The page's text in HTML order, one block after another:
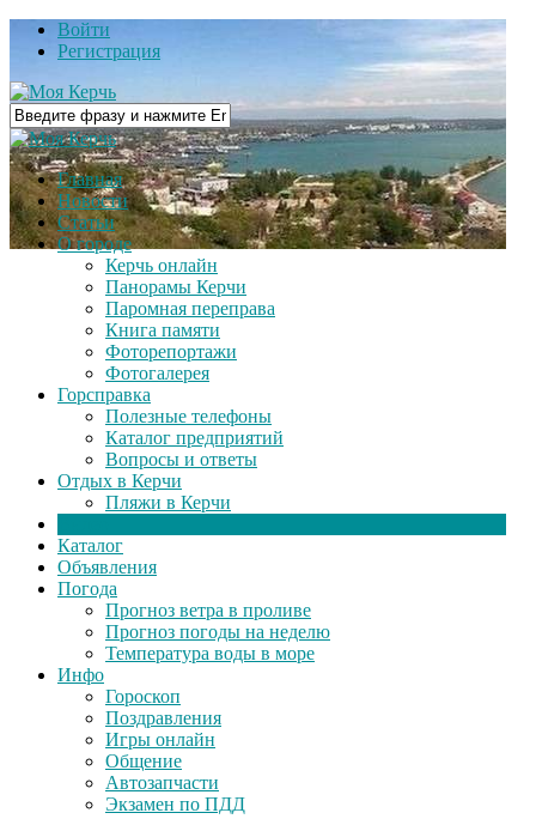
Войти
Регистрация
Главная
Новости
Статьи
О городе
Керчь онлайн
Панорамы Керчи
Паромная переправа
Книга памяти
Фоторепортажи
Фотогалерея
Горсправка
Полезные телефоны
Каталог предприятий
Вопросы и ответы
Отдых в Керчи
Пляжи в Керчи
Каталог
Объявления
Погода
Прогноз ветра в проливе
Прогноз погоды на неделю
Температура воды в море
Инфо
Гороскоп
Поздравления
Игры онлайн
Общение
Автозапчасти
Экзамен по ПДД